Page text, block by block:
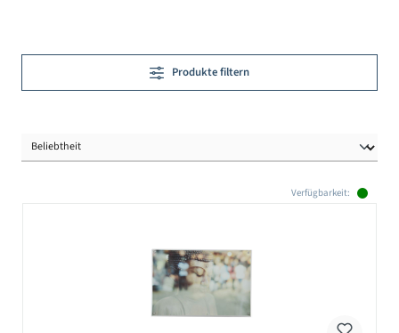
Produkte filtern
Verfügbarkeit: